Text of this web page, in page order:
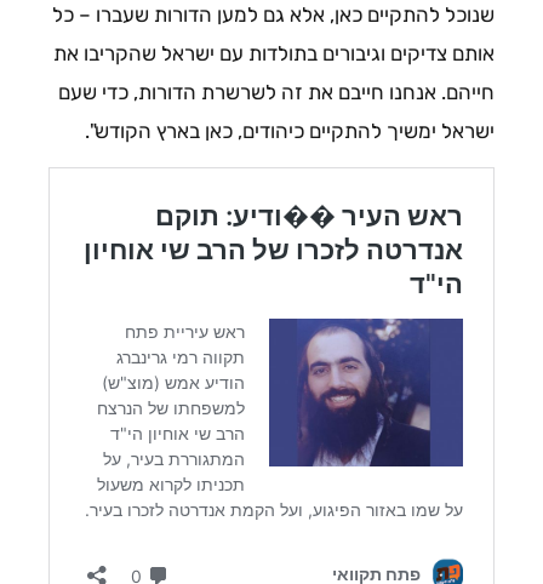
שנוכל להתקיים כאן, אלא גם למען הדורות שעברו – כל
אותם צדיקים וגיבורים בתולדות עם ישראל שהקריבו את
חייהם. אנחנו חייבם את זה לשרשרת הדורות, כדי שעם
ישראל ימשיך להתקיים כיהודים, כאן בארץ הקודש".